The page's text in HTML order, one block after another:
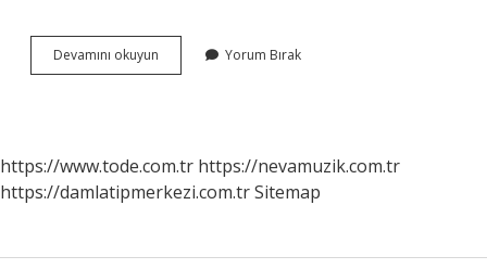
Devamını okuyun Artırılmış
Gerçeklik
Yorum Bırak
https://www.tode.com.tr https://nevamuzik.com.tr
https://damlatipmerkezi.com.trSitemap